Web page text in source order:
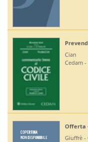
Cian
Cedam -
Offerta
Giuffrè -